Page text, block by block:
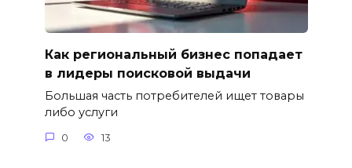
Как региональный бизнес попадает
в лидеры поисковой выдачи
Большая часть потребителей ищет товары
либо услуги
0 13